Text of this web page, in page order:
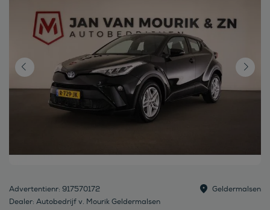
Advertentienr: 917570172
Dealer: Autobedrijf v. Mourik Geldermalsen
Geldermalsen